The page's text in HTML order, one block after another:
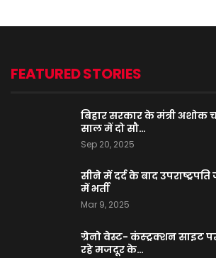
FEATURED STORIES
बिहार सरकार के मंत्री अशोक
साल में दो सौ…
Sep 20, 2025
सीने में दर्द के बाद
में भर्ती
Mar 9, 2025
ग्रेनो वेस्ट- कंस्ट्रक्शन साइट
रहे मजदूर के…